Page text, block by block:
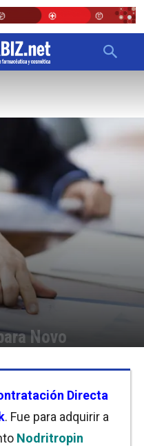
Novo
Directa
. Fue para adquirir a
Nodritropin